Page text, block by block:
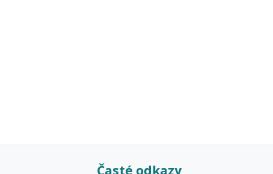
Časté odkazy